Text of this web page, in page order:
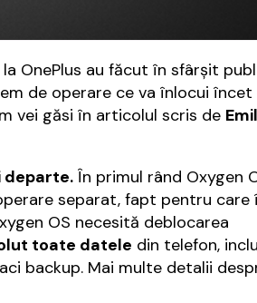
OnePlus au făcut în sfârșit
de operare ce va înlocui încet
vei găsi în articolul scris de Emil
departe. În primul rând Oxygen
separat, fapt pentru care
OS necesită deblocarea
toate datele din telefon,
backup. Mai multe detalii